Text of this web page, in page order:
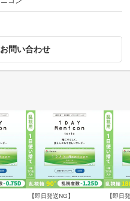
問い合わせ
【即日発送NG】
【即日